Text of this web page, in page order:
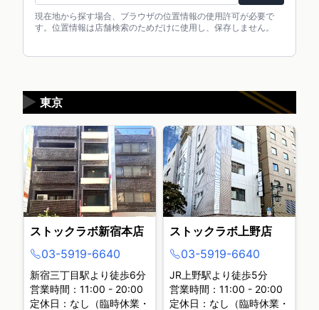
現在地から探す場合、ブラウザの位置情報の使用許可が必要で
す。位置情報は店舗検索のためだけに使用し、保存しません。
東京
▶
ストックラボ新宿本店
03-5919-6640
新宿三丁目駅より徒歩6分
営業時間：11:00 - 20:00
定休日：なし（臨時休業・
ストックラボ上野店
03-5919-6640
JR上野駅より徒歩5分
営業時間：11:00 - 20:00
定休日：なし（臨時休業・